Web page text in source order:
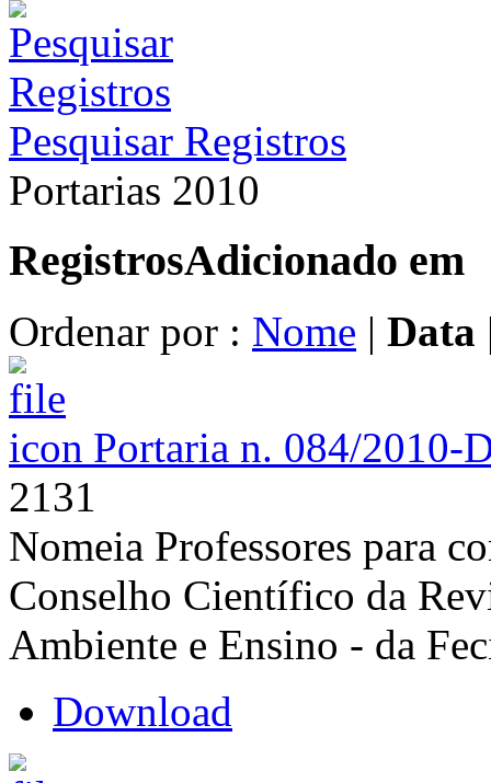
Pesquisar Registros
Portarias 2010
RegistrosAdicionado em
Ordenar por : Nome | Data
Portaria n. 084/2010-
2131
Nomeia Professores para
Conselho Científico da
Ambiente e Ensino - da
Download